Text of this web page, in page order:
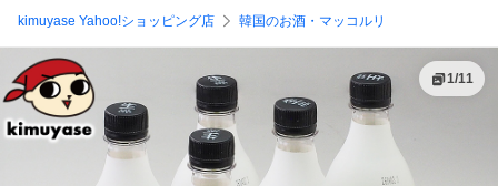
kimuyase Yahoo!ショッピング店 韓国のお酒・マッコルリ
1/11